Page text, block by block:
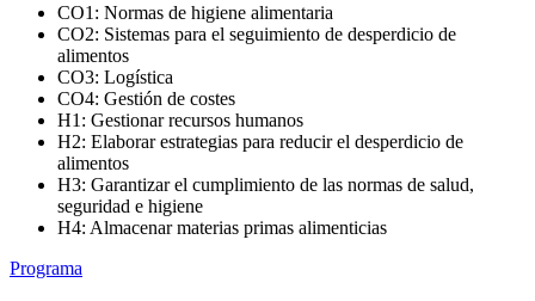
CO1: Normas de higiene alimentaria
CO2: Sistemas para el seguimiento de desperdicio de
alimentos
CO3: Logística
CO4: Gestión de costes
H1: Gestionar recursos humanos
H2: Elaborar estrategias para reducir el desperdicio de
alimentos
H3: Garantizar el cumplimiento de las normas de salud,
seguridad e higiene
H4: Almacenar materias primas alimenticias
Programa